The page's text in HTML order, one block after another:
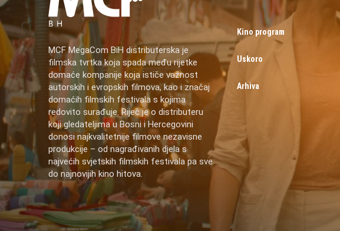
MCF MegaCom BiH distributerska je
filmska tvrtka koja spada među rijetke
domaće kompanije koja ističe važnost
autorskih i evropskih filmova, kao i značaj
domaćih filmskih festivala s kojima
redovito surađuje. Riječ je o distributeru
koji gledateljima u Bosni i Hercegovini
donosi najkvalitetnije filmove nezavisne
produkcije – od nagrađivanih djela s
najvećih svjetskih filmskih festivala pa sve
do najnovijih kino hitova.
Kino program
Uskoro
Arhiva